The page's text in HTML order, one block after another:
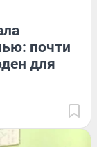
почти
для